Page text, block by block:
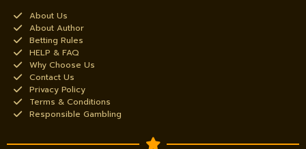
About Us
About Author
Betting Rules
HELP & FAQ
Why Choose Us
Contact Us
Privacy Policy
Terms & Conditions
Responsible Gambling